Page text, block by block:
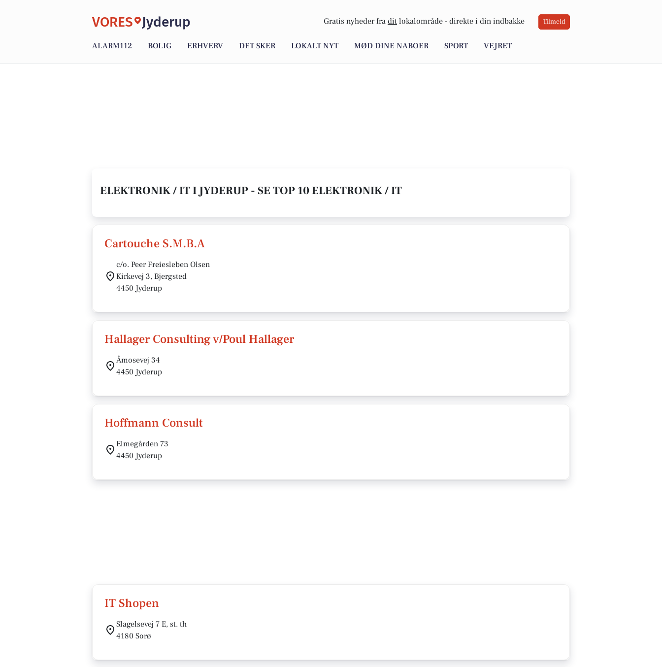
VORES Jyderup Gratis nyheder fra dit lokalområde - direkte i din indbakke Tilmeld
ALARM112 BOLIG ERHVERV DET SKER LOKALT NYT MØD DINE NABOER SPORT VEJRET
ELEKTRONIK / IT I JYDERUP - SE TOP 10 ELEKTRONIK / IT
Cartouche S.M.B.A
c/o. Peer Freiesleben Olsen
Kirkevej 3, Bjergsted
4450 Jyderup
Hallager Consulting v/Poul Hallager
Åmosevej 34
4450 Jyderup
Hoffmann Consult
Elmegården 73
4450 Jyderup
IT Shopen
Slagelsevej 7 E, st. th
4180 Sorø